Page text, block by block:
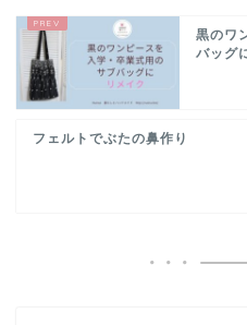
黒のワ
バッグ
フェルトでぶたの鼻作り